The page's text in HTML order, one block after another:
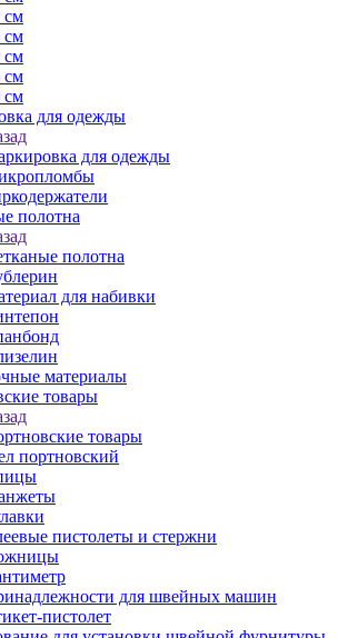
см
см
см
см
см
для одежды
для одежды
полотна
полотна
для набивки
материалы
товары
товары
портновский
пистолеты и стержни
для швейных машин
пистолет